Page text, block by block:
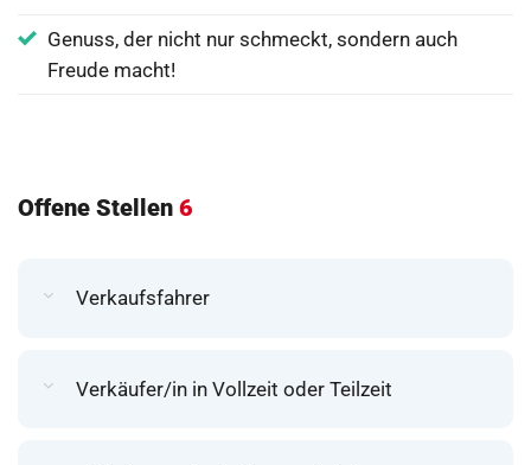
Genuss, der nicht nur schmeckt, sondern auch
Freude macht!
Offene Stellen 6
Verkaufsfahrer
Verkäufer/in in Vollzeit oder Teilzeit